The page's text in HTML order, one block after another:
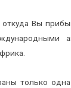
Вы
только